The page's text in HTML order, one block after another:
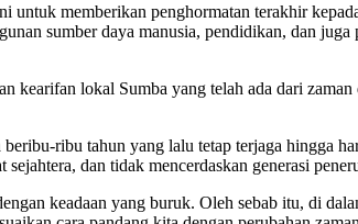
untuk memberikan penghormatan terakhir
sumber daya manusia, pendidikan, dan
kearifan lokal Sumba yang telah ada dari
ribu tahun yang lalu tetap terjaga hingga
dan tidak mencerdaskan generasi
keadaan yang buruk. Oleh sebab itu, di